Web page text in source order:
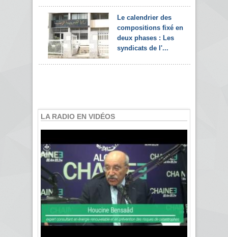
Le calendrier des
compositions fixé en
deux phases : Les
syndicats de l'...
LA RADIO EN VIDÉOS